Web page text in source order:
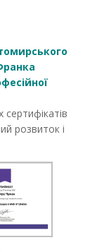
розвиток і